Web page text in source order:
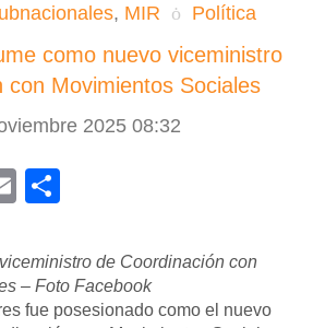
, MIR Política
como nuevo viceministro
con Movimientos Sociales
2025 08:32
Email
de Coordinación con
– Foto Facebook
fue posesionado como el nuevo